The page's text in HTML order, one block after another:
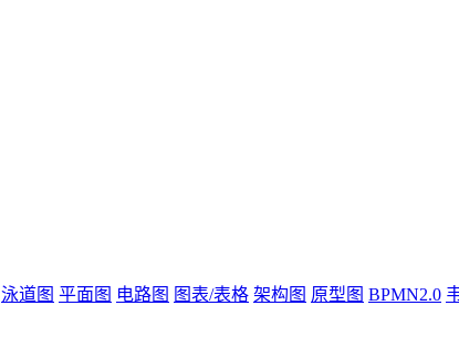
泳道图 平面图 电路图 图表/表格 架构图 原型图 BPMN2.0